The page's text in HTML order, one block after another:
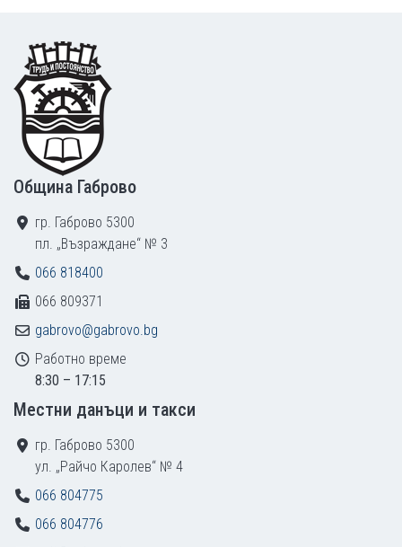
Footer
Община Габрово
гр. Габрово 5300
пл. „Възраждане“ № 3
066 818400
066 809371
gabrovo@gabrovo.bg
Работно време
8:30 – 17:15
Местни данъци и такси
гр. Габрово 5300
ул. „Райчо Каролев“ № 4
066 804775
066 804776